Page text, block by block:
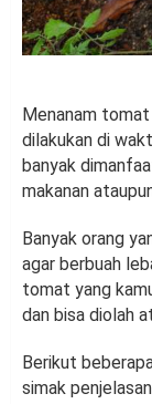
Menanam
dilakukan di
banyak
makanan
Banyak orang
agar berbuah
tomat yang
dan bisa diolah
Berikut
simak